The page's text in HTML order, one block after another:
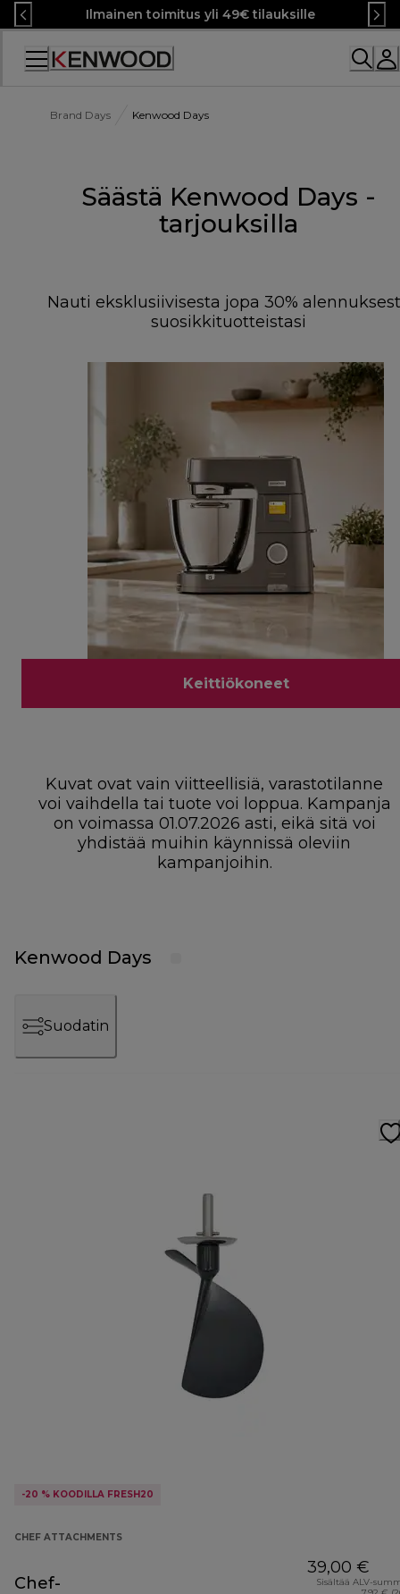
Skip
to
Content
Ilmainen toimitus yli 49€ tilauksille
Brand Days Kenwood Days
Säästä Kenwood Days -
tarjouksilla
Nauti eksklusiivisesta jopa 30%
suosikkituotteistasi
Keittiökoneet
Kuvat ovat vain viitteellisiä, varastotilanne
voi vaihdella tai tuote voi loppua. Kampanja
on voimassa 01.07.2026 asti, eikä sitä voi
yhdistää muihin käynnissä oleviin
kampanjoihin.
Kenwood Days
Suodatin
-20 % KOODILLA FRESH20
CHEF ATTACHMENTS
Chef-
39,00 €
Sisältää ALV-